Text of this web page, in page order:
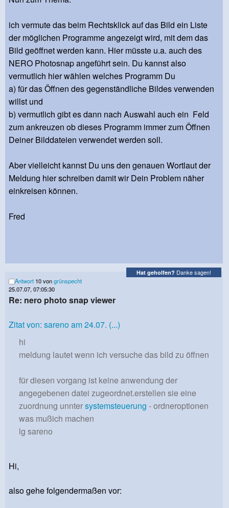
ich vermute das beim Rechtsklick auf das Bild ein Liste
der möglichen Programme angezeigt wird, mit dem das
Bild geöffnet werden kann. Hier müsste u.a. auch des
NERO Photosnap angeführt sein. Du kannst also
vermutlich hier wählen welches Programm Du
a) für das Öffnen des gegenständliche Bildes verwenden
willst und
b) vermutlich gibt es dann nach Auswahl auch ein Feld
zum ankreuzen ob dieses Programm immer zum Öffnen
Deiner Bilddateien verwendet werden soll.
Aber vielleicht kannst Du uns den genauen Wortlaut der
Meldung hier schreiben damit wir Dein Problem näher
einkreisen können.
Fred
Hat geholfen? Danke sagen!
Antwort 10 vongrünspecht
25.07.07, 07:05:30
Re: nero photo snap viewer
Zitat von: sareno am 24.07. (...)
hi
meldung lautet wenn ich versuche das bild zu öffnen
für diesen vorgang ist keine anwendung der
angegebenen datei zugeordnet.erstellen sie eine
zuordnung unntersystemsteuerung - ordneroptionen
was mußich machen
lg sareno
Hi,
also gehe folgendermaßen vor: